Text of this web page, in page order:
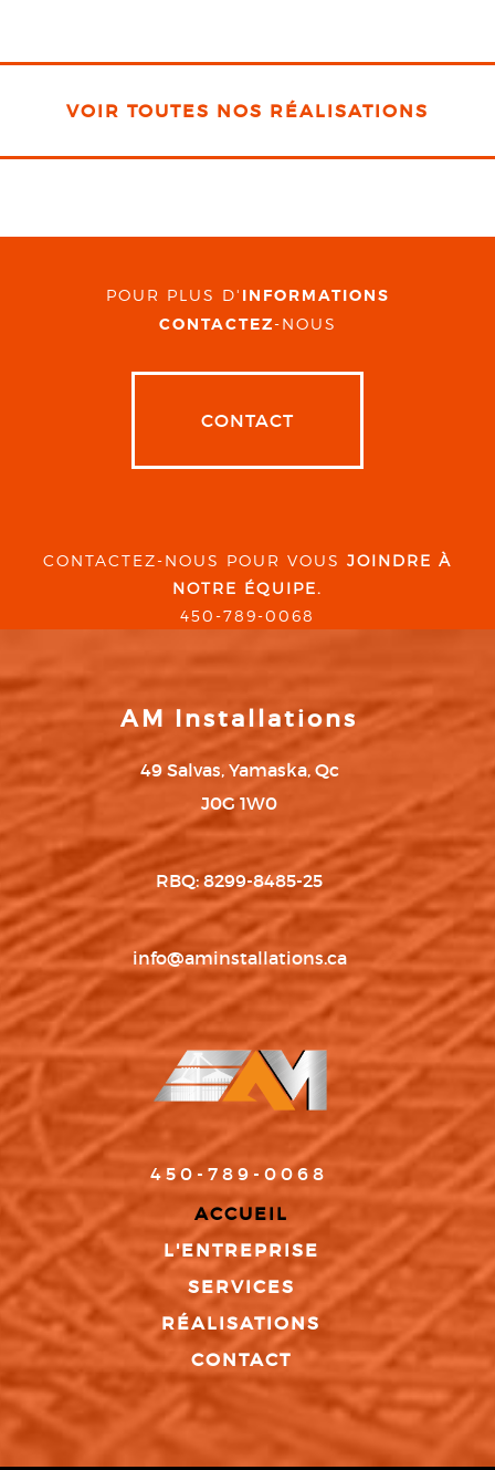
VOIR TOUTES NOS RÉALISATIONS
POUR PLUS D' INFORMATIONS
CONTACTEZ-NOUS
CONTACT
CONTACTEZ-NOUS POUR VOUS JOINDRE À
NOTRE ÉQUIPE.
450-789-0068
AM Installations
49 Salvas, Yamaska, Qc
J0G 1W0
RBQ: 8299-8485-25
info@aminstallations.ca
450-789-0068
ACCUEIL
L'ENTREPRISE
SERVICES
RÉALISATIONS
CONTACT